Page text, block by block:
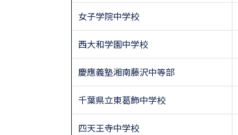
女子学院中学校
西大和学園中学校
慶應義塾湘南藤沢中等部
千葉県立東葛飾中学校
四天王寺中学校